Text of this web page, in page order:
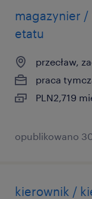
magazynier /
etatu
przecław,
praca
PLN2,719
opublikowano
kierownik /